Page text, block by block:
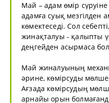
Май – адам өмір
адамға суық мезгілден
көмектеседі. Сол
жинақталуы - қалыпты
деңгейден асырмаса
Май жиналуының
әрине, көмірсуды
Ағзада көмірсудың
арнайы орын